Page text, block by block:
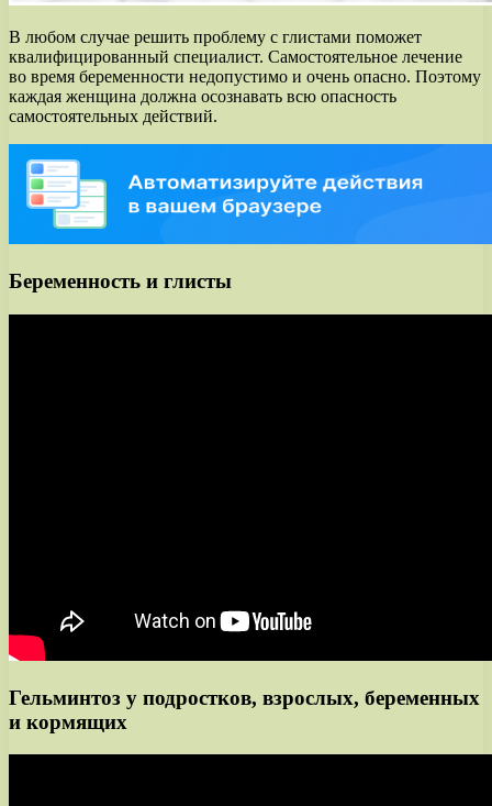
В любом случае решить проблему с глистами поможет
квалифицированный специалист. Самостоятельное лечение
во время беременности недопустимо и очень опасно. Поэтому
каждая женщина должна осознавать всю опасность
самостоятельных действий.
Беременность и глисты
Гельминтоз у подростков, взрослых, беременных
и кормящих